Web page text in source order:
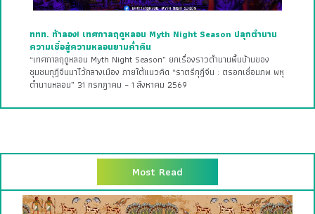
ททท. ท้าลอง! เทศกาลฤดูหลอน Myth Night Season ปลุกตำนาน
ความเชื่อสู่ความหลอนยามค่ำคืน
“เทศกาลฤดูหลอน Myth Night Season” ยกเรื่องราวตำนานพื้นบ้านของ
ชุมชนกุฎีจีนมาไว้กลางเมือง ภายใต้แนวคิด “ราตรีกุฎีจีน : ตรอกเชื่อมภพ พหุ
ตำนานหลอน” 31 กรกฎาคม – 1 สิงหาคม 2569
Most Read